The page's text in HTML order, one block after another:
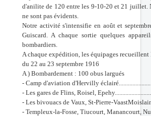
d'anilite de 120 entre les 9-10-20 et 21 juillet.
ne sont pas évidents.
Notre activité s'intensifie en août et
Guiscard. A chaque sortie quelques
bombardiers.
A chaque expédition, les équipages
du 22 au 23 septembre 1916
A ) Bombardement : 100 obus largués
- Camp d'aviation d'Hervilly
- Les gares de Flins, Roisel,
- Les bivouacs de Vaux, St-Pierre-
- Templeux-la-Fosse, Tiucourt, Manancourt,